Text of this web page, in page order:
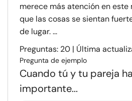
merece más atención en este
que las cosas se sientan
de lugar. ...
Preguntas: 20 | Última
Pregunta de ejemplo
Cuando tú y tu pareja
importante...